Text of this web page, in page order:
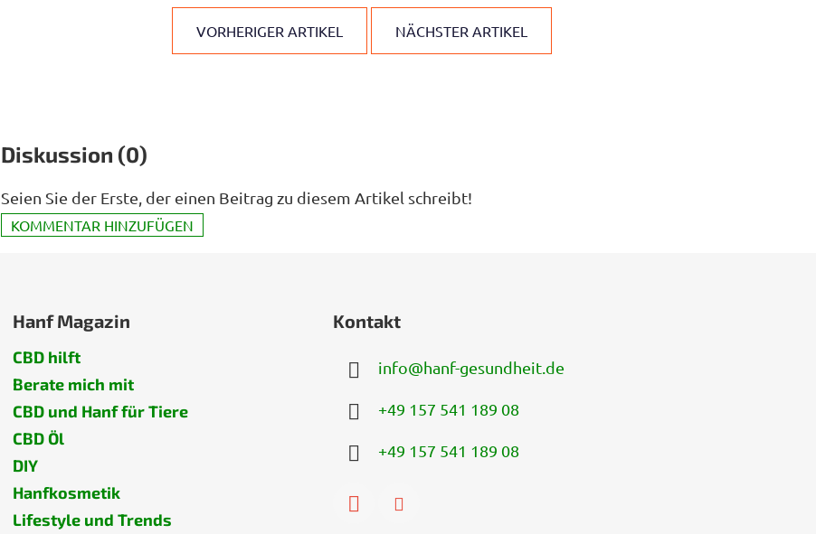
VORHERIGER ARTIKEL NÄCHSTER ARTIKEL
Diskussion (0)
Seien Sie der Erste, der einen Beitrag zu diesem Artikel schreibt!
KOMMENTAR HINZUFÜGEN
Hanf Magazin
CBD hilft
Berate mich mit
CBD und Hanf für Tiere
CBD Öl
DIY
Hanfkosmetik
Lifestyle und Trends
Kontakt
info@hanf-gesundheit.de
+49 157 541 189 08
+49 157 541 189 08